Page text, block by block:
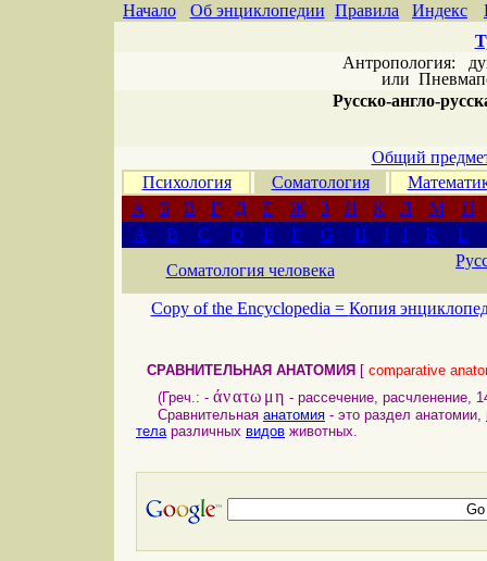
Начало Об энциклопедии Правила Индекс
Антропология:
или
Русско-англо-
Общий
Психология
Соматология
А
Б В Г Д Е Ж З И К Л М
Н
A
B C D E F G H I J K
L
Соматология человека
Copy of the Encyclopedia = Копия
СРАВНИТЕЛЬНАЯ АНАТОМИЯ [ comparative
(Греч.: - άνατωμη - рассечение, расчленение,
Сравнительная анатомия - это раздел анатомии,
теларазличных видов животных.